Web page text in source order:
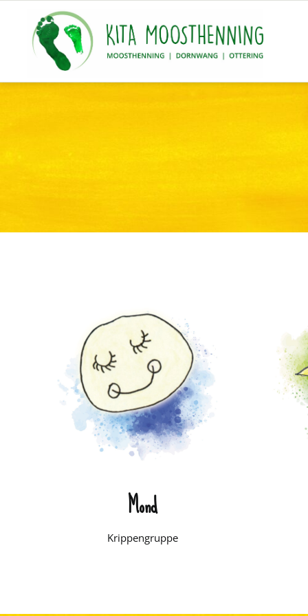
Mond
Krippengruppe